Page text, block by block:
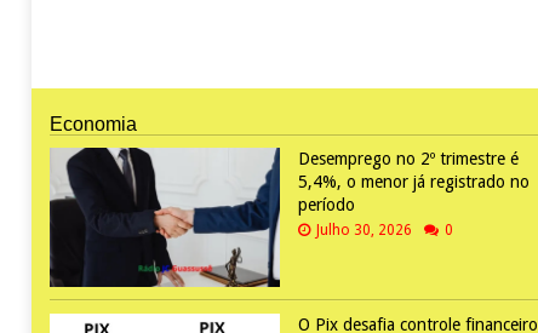
Economia
Desemprego no 2º trimestre é
5,4%, o menor já registrado no
período
Julho 30, 2026 0
O Pix desafia controle financeiro